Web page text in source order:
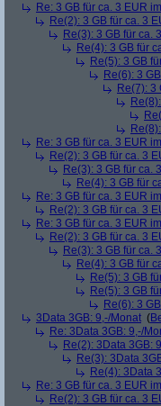
Re: 3 GB für ca. 3 EUR
Re(2): 3 GB für ca. 3
Re(3): 3 GB für ca.
Re(4): 3 GB für
Re(5): 3 GB
Re(6): 3
Re(7): 3
Re: 3 GB für ca. 3 EUR
Re(2): 3 GB für ca. 3
Re(3): 3 GB für ca.
Re(4): 3 GB für
Re: 3 GB für ca. 3 EUR
Re(2): 3 GB für ca. 3
Re: 3 GB für ca. 3 EUR
Re(2): 3 GB für ca. 3
Re(3): 3 GB für ca.
Re(4): 3 GB für
Re(5): 3 GB
Re(5): 3 GB
Re(6): 3
3Data 3GB: 9,-/Monat (
Re: 3Data 3GB: 9,-/
Re(2): 3Data 3GB:
Re(3): 3Data
Re(4): 3Data
Re: 3 GB für ca. 3 EUR
Re(2): 3 GB für ca. 3